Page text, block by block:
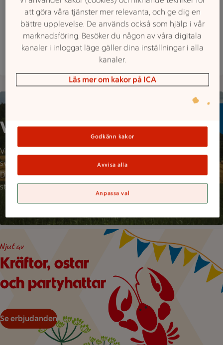
Maxi ICA Stormarknad Falköping är öppen nu,
ÖppetStänger 22
Hitta hit 0515 776440 Mejla butiken
Mer butiksinfo
Välj svenska varor!
Visste du att varannan tugga vi
svenskar äter är importerad?
Det vill vi ändra på med vart
stora svenska sortiment.
Illustration av en kräfta och två dillkvistar under hängande
Kräftor, ostar
och partyhattar
Njut av
Se erbjudanden
att göra våra tjänster mer relevanta, och ge dig en
bättre upplevelse. De används också som hjälp i vår
marknadsföring. Besöker du någon av våra digitala
kanaler i inloggat läge gäller dina inställningar i alla
kanaler.
Läs mer om kakor på ICA
Godkänn kakor
Avvisa alla
Anpassa val